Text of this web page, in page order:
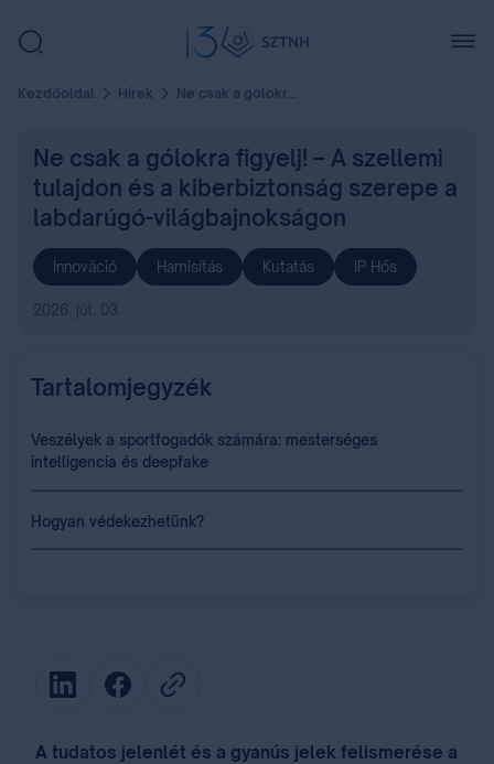
Kezdőoldal Hírek Ne csak a gólokra figyelj! – A szellemi tulajdon és a kiberbiztonság szerepe a labdarúgó-világbajnokságon
Ne csak a gólokra figyelj! – A szellemi
tulajdon és a kiberbiztonság szerepe a
labdarúgó-világbajnokságon
Innováció Hamisítás Kutatás IP Hős
2026. júl. 03.
Tartalomjegyzék
Veszélyek a sportfogadók számára: mesterséges
intelligencia és deepfake
Hogyan védekezhetünk?
A tudatos jelenlét és a gyanús jelek felismerése a